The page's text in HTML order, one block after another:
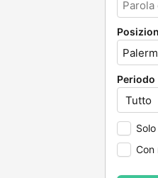
Periodo
Con